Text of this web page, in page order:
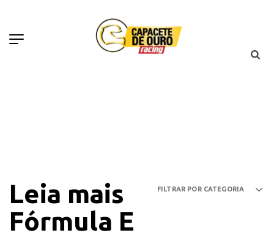
Leia mais
Fórmula E